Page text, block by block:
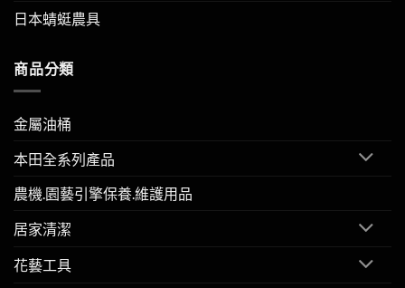
日本蜻蜓農具
商品分類
金屬油桶
本田全系列產品
農機.園藝引擎保養.維護用品
居家清潔
花藝工具